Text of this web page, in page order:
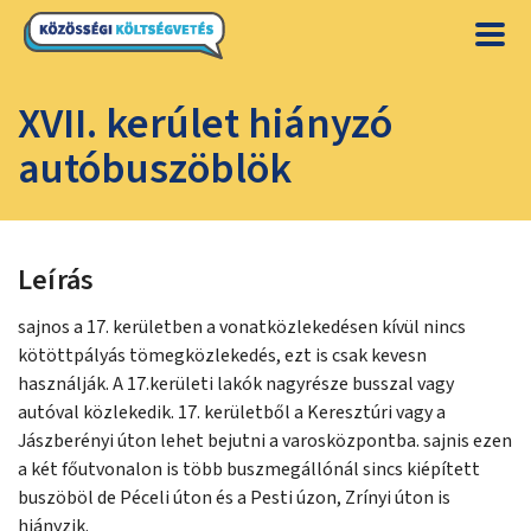
XVII. kerúlet hiányzó
autóbuszöblök
Leírás
sajnos a 17. kerületben a vonatközlekedésen kívül nincs
kötöttpályás tömegközlekedés, ezt is csak kevesn
használják. A 17.kerületi lakók nagyrésze busszal vagy
autóval közlekedik. 17. kerületből a Keresztúri vagy a
Jászberényi úton lehet bejutni a varosközpontba. sajnis ezen
a két főutvonalon is több buszmegállónál sincs kiépített
buszöböl de Péceli úton és a Pesti úzon, Zrínyi úton is